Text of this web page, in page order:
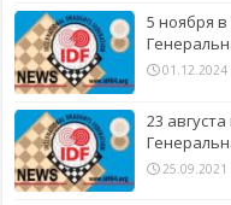
5 ноября
01.12.2024
23
25.09.2021